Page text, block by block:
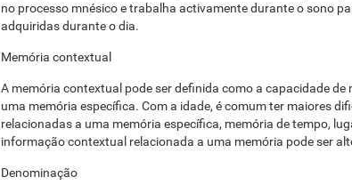
no processo mnésico e trabalha activamente durante o sono
adquiridas durante o dia.
Memória contextual
A memória contextual pode ser definida como a capacidade
uma memória específica. Com a idade, é comum ter maiores
relacionadas a uma memória específica, memória de tempo,
informação contextual relacionada a uma memória pode ser
Denominação